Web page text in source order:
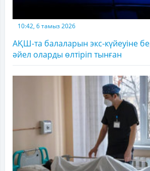
10:42, 6 тамыз 2026
АҚШ-та балаларын экс-күйеуіне
әйел оларды өлтіріп тынған